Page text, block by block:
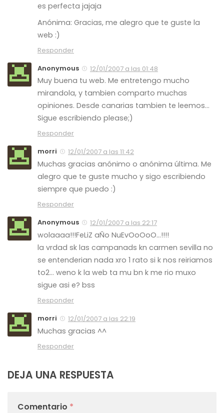
es perfecta jajaja
Anónima: Gracias, me alegro que te guste la
web :)
Responder
Anonymous
12/01/2007 a las 01:48
Muy buena tu web. Me entretengo mucho
mirandola, y tambien comparto muchas
opiniones. Desde canarias tambien te leemos…
Sigue escribiendo please;)
Responder
morri
12/01/2007 a las 11:42
Muchas gracias anónimo o anónima última. Me
alegro que te guste mucho y sigo escribiendo
siempre que puedo :)
Responder
Anonymous
12/01/2007 a las 22:17
wolaaaa!!!FeLiZ aÑo NuEvOoOoO…!!!!
la vrdad sk las campanads kn carmen sevilla no
se entenderian nada xro 1 rato si k nos reiriamos
to2… weno k la web ta mu bn k me rio muxo
sigue asi e? bss
Responder
morri
12/01/2007 a las 22:19
Muchas gracias ^^
Responder
DEJA UNA RESPUESTA
Comentario *